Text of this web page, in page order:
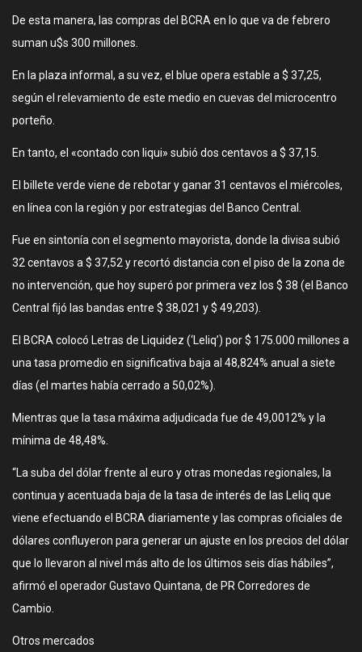
De esta manera, las compras del BCRA en lo que va de febrero
suman u$s 300 millones.
En la plaza informal, a su vez, el blue opera estable a $ 37,25,
según el relevamiento de este medio en cuevas del microcentro
porteño.
En tanto, el «contado con liqui» subió dos centavos a $ 37,15.
El billete verde viene de rebotar y ganar 31 centavos el miércoles,
en línea con la región y por estrategias del Banco Central.
Fue en sintonía con el segmento mayorista, donde la divisa subió
32 centavos a $ 37,52 y recortó distancia con el piso de la zona de
no intervención, que hoy superó por primera vez los $ 38 (el Banco
Central fijó las bandas entre $ 38,021 y $ 49,203).
El BCRA colocó Letras de Liquidez (‘Leliq’) por $ 175.000 millones a
una tasa promedio en significativa baja al 48,824% anual a siete
días (el martes había cerrado a 50,02%).
Mientras que la tasa máxima adjudicada fue de 49,0012% y la
mínima de 48,48%.
“La suba del dólar frente al euro y otras monedas regionales, la
continua y acentuada baja de la tasa de interés de las Leliq que
viene efectuando el BCRA diariamente y las compras oficiales de
dólares confluyeron para generar un ajuste en los precios del dólar
que lo llevaron al nivel más alto de los últimos seis días hábiles”,
afirmó el operador Gustavo Quintana, de PR Corredores de
Cambio.
Otros mercados